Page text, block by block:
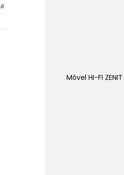
Móvel HI-FI ZENIT